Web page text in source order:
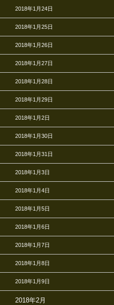
2018年1月24日
2018年1月25日
2018年1月26日
2018年1月27日
2018年1月28日
2018年1月29日
2018年1月2日
2018年1月30日
2018年1月31日
2018年1月3日
2018年1月4日
2018年1月5日
2018年1月6日
2018年1月7日
2018年1月8日
2018年1月9日
2018年2月